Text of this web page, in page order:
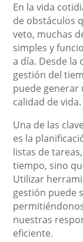
En la vida
de obstáculos
veto, muchas
simples y
a día. Desde la
gestión del
puede generar
calidad de vida.
Una de las
es la
listas de
tiempo, sino
Utilizar
gestión puede
nuestras
eficiente.